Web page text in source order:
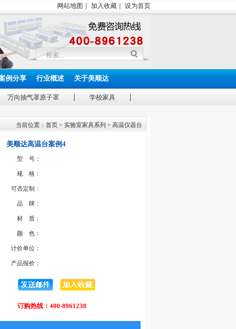
网站地图 ｜ 加入收藏 ｜ 设为首页
例分享 行业概述 关于美顺达
万向抽气罩原子罩 学校家具
当前位置： 首页> 实验室家具系列 > 高温仪器台
美顺达高温台案例4
型 号：
规 格：
可否定制：
品 牌：
材 质：
颜 色：
计价单位：
产品报价：
订购热线：400-8961238